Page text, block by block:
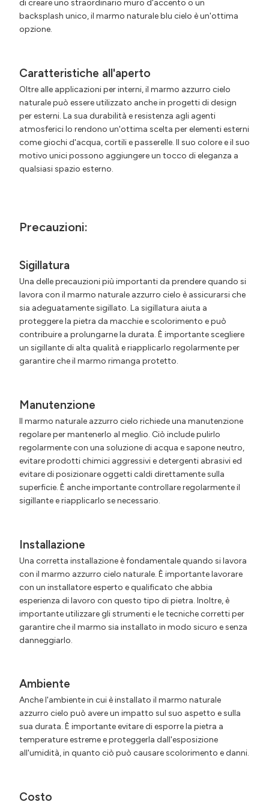
di creare uno straordinario muro d'accento o un
backsplash unico, il marmo naturale blu cielo è un'ottima
opzione.
Caratteristiche all'aperto
Oltre alle applicazioni per interni, il marmo azzurro cielo
naturale può essere utilizzato anche in progetti di design
per esterni. La sua durabilità e resistenza agli agenti
atmosferici lo rendono un'ottima scelta per elementi esterni
come giochi d'acqua, cortili e passerelle. Il suo colore e il suo
motivo unici possono aggiungere un tocco di eleganza a
qualsiasi spazio esterno.
Precauzioni:
Sigillatura
Una delle precauzioni più importanti da prendere quando si
lavora con il marmo naturale azzurro cielo è assicurarsi che
sia adeguatamente sigillato. La sigillatura aiuta a
proteggere la pietra da macchie escolorimento e può
contribuire a prolungarne la durata. È importante scegliere
un sigillante di alta qualità e riapplicarlo regolarmente per
garantire che il marmo rimanga protetto.
Manutenzione
Il marmo naturale azzurro cielo richiede una manutenzione
regolare per mantenerlo al meglio. Ciò include pulirlo
regolarmente con una soluzione di acqua e sapone neutro,
evitare prodotti chimici aggressivi e detergenti abrasivi ed
evitare di posizionare oggetti caldi direttamente sulla
superficie. È anche importante controllare regolarmente il
sigillante e riapplicarlo se necessario.
Installazione
Una corretta installazione è fondamentale quando si lavora
con il marmo azzurro cielo naturale. È importante lavorare
con un installatore esperto e qualificato che abbia
esperienza di lavoro con questo tipo di pietra. Inoltre, è
importante utilizzare gli strumenti e le tecniche corretti per
garantire che il marmo sia installato in modo sicuro e senza
danneggiarlo.
Ambiente
Anche l'ambiente in cui è installato il marmo naturale
azzurro cielo può avere un impatto sul suo aspetto e sulla
sua durata. È importante evitare di esporre la pietra a
temperature estreme e proteggerla dall'esposizione
all'umidità, in quanto ciò può causare scolorimento e danni.
Costo